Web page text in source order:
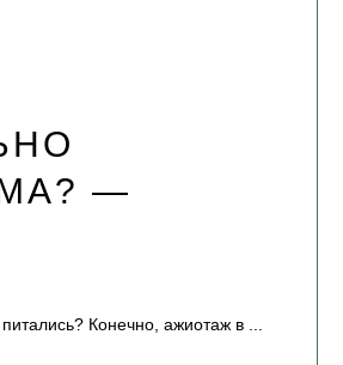
—
Конечно, ажиотаж в